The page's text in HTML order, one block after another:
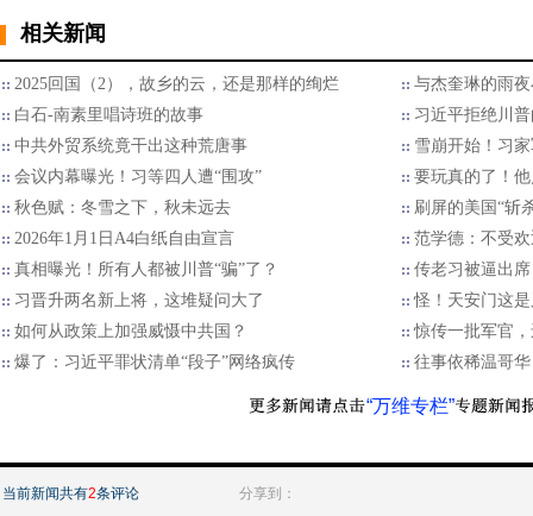
相关新闻
2025回国（2），故乡的云，还是那样的绚烂
与杰奎琳的雨
白石-南素里唱诗班的故事
习近平拒绝川普
中共外贸系统竟干出这种荒唐事
雪崩开始！习
会议内幕曝光！习等四人遭“围攻”
要玩真的了！
秋色赋：冬雪之下，秋未远去
刷屏的美国“斩
2026年1月1日A4白纸自由宣言
范学德：不受
真相曝光！所有人都被川普“骗”了？
传老习被逼出
习晋升两名新上将，这堆疑问大了
怪！天安门这
如何从政策上加强威慑中共国？
惊传一批军官
爆了：习近平罪状清单“段子”网络疯传
往事依稀温哥华
“万维专栏”
当前新闻共有2条评论 分享到：